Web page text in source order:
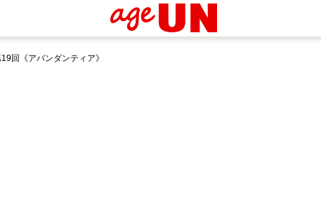
回《アバンダンティア》